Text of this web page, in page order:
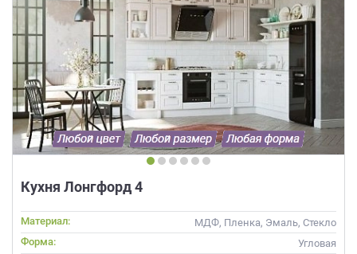
Кухня Лонгфорд 4
Материал:
МДФ, Пленка, Эмаль, Стекло
Форма:
Угловая